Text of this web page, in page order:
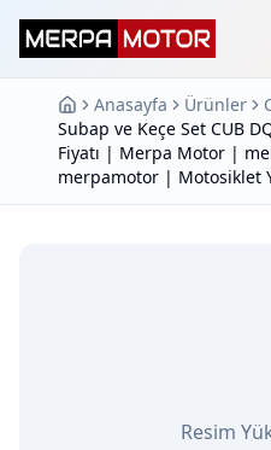
Anasayfa Ürünler
Subap ve Keçe Set CUB
Fiyatı | Merpa Motor |
merpamotor | Motosiklet
Resim